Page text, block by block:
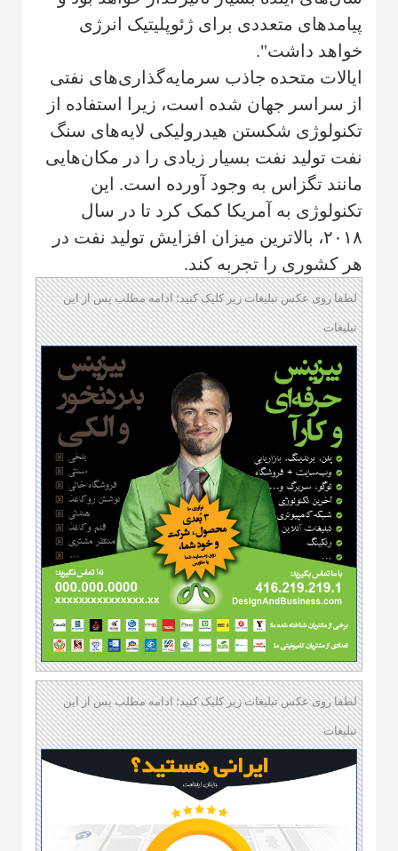
پیامدهای متعددی برای ژئوپلیتیک انرژی
خواهد داشت".
ایالات متحده جاذب سرمایه‌گذاری‌های نفتی
از سراسر جهان شده است، زیرا استفاده از
تکنولوژی شکستن هیدرولیکی لایه‌های سنگ
نفت تولید نفت بسیار زیادی را در مکان‌هایی
مانند تگزاس به وجود آورده‌ است. این
تکنولوژی به آمریکا کمک کرد تا در سال
۲۰۱۸، بالاترین میزان افزایش تولید نفت در
هر کشوری را تجربه کند.
لطفا روی عکس تبلیغات زیر کلیک کنید؛ ادامه مطلب پس از این
تبلیغات
لطفا روی عکس تبلیغات زیر کلیک کنید؛ ادامه مطلب پس از این
تبلیغات